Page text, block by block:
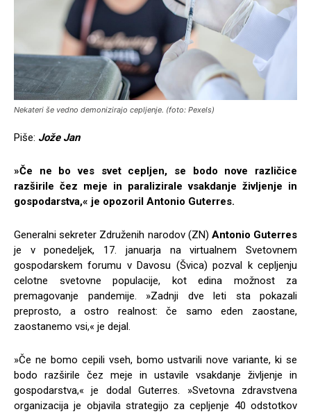
Nekateri še vedno demonizirajo cepljenje. (foto: Pexels)
Piše: Jože Jan
»Če ne bo ves svet cepljen, se bodo nove različice
razširile čez meje in paralizirale vsakdanje življenje in
gospodarstva,« je opozoril Antonio Guterres.
Generalni sekreter Združenih narodov (ZN) Antonio Guterres
je v ponedeljek, 17. januarja na virtualnem Svetovnem
gospodarskem forumu v Davosu (Švica) pozval k cepljenju
celotne svetovne populacije, kot edina možnost za
premagovanje pandemije. »Zadnji dve leti sta pokazali
preprosto, a ostro realnost: če samo eden zaostane,
zaostanemo vsi,« je dejal.
»Če ne bomo cepili vseh, bomo ustvarili nove variante, ki se
bodo razširile čez meje in ustavile vsakdanje življenje in
gospodarstva,« je dodal Guterres. »Svetovna zdravstvena
organizacija je objavila strategijo za cepljenje 40 odstotkov